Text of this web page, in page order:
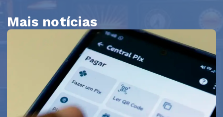
Mais notícias